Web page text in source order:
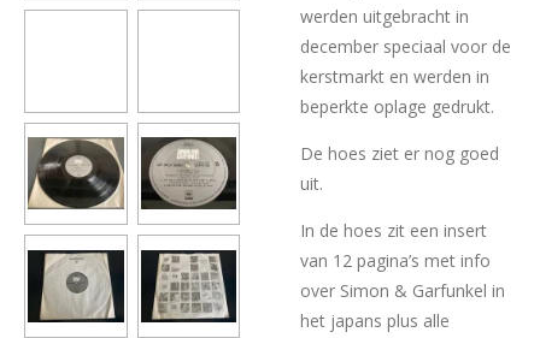
werden uitgebracht in
december speciaal voor de
kerstmarkt en werden in
beperkte oplage gedrukt.
De hoes ziet er nog goed
uit.
In de hoes zit een insert
van 12 pagina’s met info
over Simon & Garfunkel in
het japans plus alle